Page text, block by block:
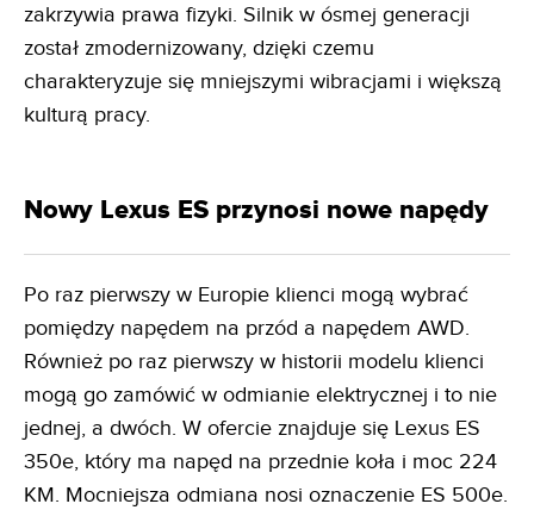
zakrzywia prawa fizyki. Silnik w ósmej generacji
został zmodernizowany, dzięki czemu
charakteryzuje się mniejszymi wibracjami i większą
kulturą pracy.
Nowy Lexus ES przynosi nowe napędy
Po raz pierwszy w Europie klienci mogą wybrać
pomiędzy napędem na przód a napędem AWD.
Również po raz pierwszy w historii modelu klienci
mogą go zamówić w odmianie elektrycznej i to nie
jednej, a dwóch. W ofercie znajduje się Lexus ES
350e, który ma napęd na przednie koła i moc 224
KM. Mocniejsza odmiana nosi oznaczenie ES 500e.